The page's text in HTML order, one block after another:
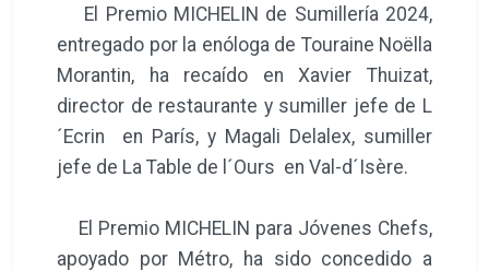
El Premio MICHELIN de Sumillería 2024,
entregado por la enóloga de Touraine Noëlla
Morantin, ha recaído en Xavier Thuizat,
director de restaurante y sumiller jefe de L
´Ecrin en París, y Magali Delalex, sumiller
jefe de La Table de l´Ours en Val-d´Isère.
El Premio MICHELIN para Jóvenes Chefs,
apoyado por Métro, ha sido concedido a